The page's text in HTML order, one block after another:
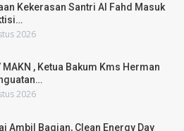
Kekerasan Santri Al Fahd Masuk
2026
, Ketua Bakum Kms Herman
2026
Ambil Bagian, Clean Energy Day